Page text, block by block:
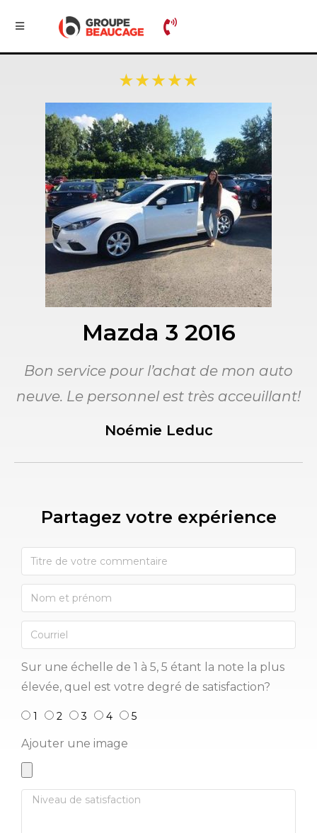
Mazda 3 2016
Bon service pour l’achat de mon auto
neuve. Le personnel est très acceuillant!
Noémie Leduc
Partagez votre expérience​
Sur une échelle de 1 à 5, 5 étant la note la plus
élevée, quel est votre degré de satisfaction?
1 2 3 4 5
Ajouter une image